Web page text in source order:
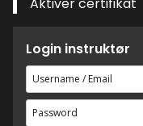
Login instruktør
Brugernavn
eller
e-
Adgangskode